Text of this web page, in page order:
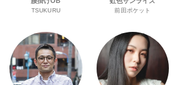
TSUKURU 前田ポケット